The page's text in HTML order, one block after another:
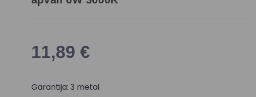
11,89 €
Garantija: 3 metai